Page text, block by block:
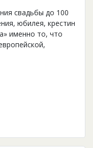
свадьбы до 100
юбилея, крестин
именно то, что